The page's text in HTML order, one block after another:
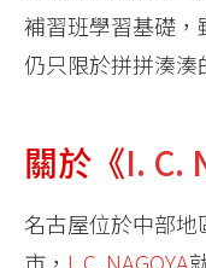
補習班學習基礎
仍只限於拼拼湊湊
關於《I. C.
名古屋位於中部
市， I. C. NAGOYA